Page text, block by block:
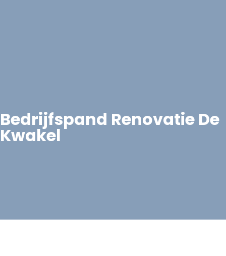
Bedrijfspand Renovatie De
Kwakel